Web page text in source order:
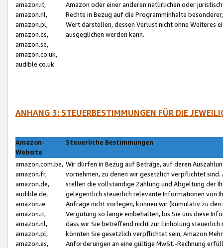
amazon.it,
amazon.nl,
amazon.pl,
amazon.es,
amazon.se,
amazon.co.uk,
audible.co.uk
Amazon oder einer anderen natürlichen oder
Rechte in Bezug auf die Programminhalte
Wert darstellen, dessen Verlust nicht ohne Weiteres
ausgeglichen werden kann.
ANHANG 3: STEUERBESTIMMUNGEN FÜR DIE
Amazon-
Website
Steuerliche Bestimmungen
amazon.com.be,
amazon.fr,
amazon.de,
audible.de,
amazon.ie
amazon.it,
amazon.nl,
amazon.pl,
amazon.es,
Wir dürfen in Bezug auf Beträge, auf deren
vornehmen, zu denen wir gesetzlich verpflichtet
stellen die vollständige Zahlung und Abgeltung der
gelegentlich steuerlich relevante Informationen von
Anfrage nicht vorlegen, können wir (kumulativ zu
Vergütung so lange einbehalten, bis Sie uns diese
dass wir Sie betreffend nicht zur Einholung
könnten Sie gesetzlich verpflichtet sein, Amazon
Anforderungen an eine gültige MwSt.-Rechnung